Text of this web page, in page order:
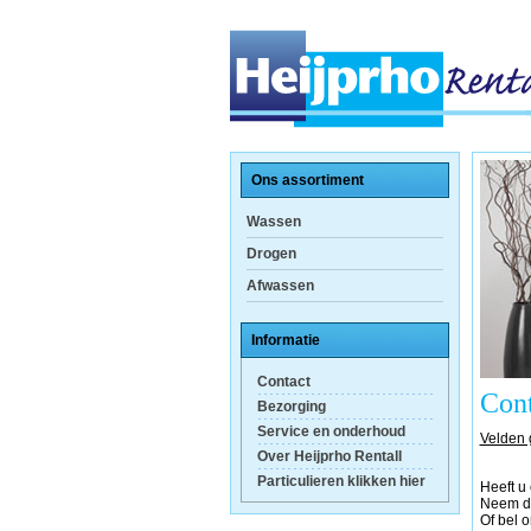
Ons assortiment
Wassen
Drogen
Afwassen
Informatie
Contact
Bezorging
Service en onderhoud
Over Heijprho Rentall
Particulieren klikken hier
Velden
Heeft
Neem
Of bel